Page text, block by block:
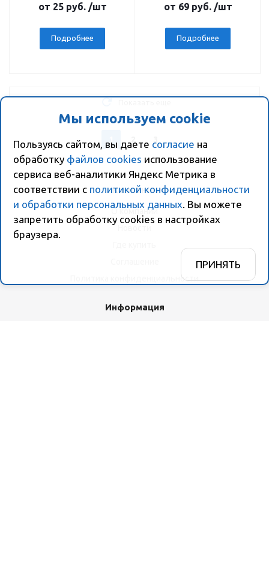
от 25 руб. /шт
Подробнее
от 69 руб. /шт
Подробнее
Мы используем cookie
Пользуясь сайтом, вы даете согласие на
обработку файлов cookies использование
сервиса веб-аналитики Яндекс Метрика в
соответствии с политикой конфиденциальности
и обработки персональных данных. Вы можете
запретить обработку сookies в настройках
браузера.
ПРИНЯТЬ
Компания
О компании
Политика конфиденциальности
Информация